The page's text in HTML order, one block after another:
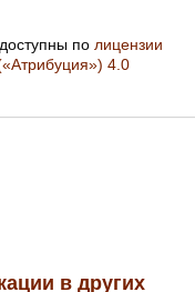
по лицензии
4.0
в других